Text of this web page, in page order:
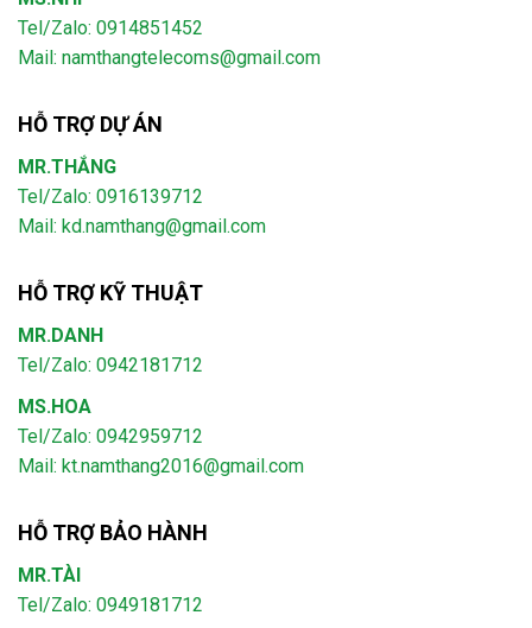
Tel/Zalo: 0914851452
Mail: namthangtelecoms@gmail.com
HỖ TRỢ DỰ ÁN
MR.THẮNG
Tel/Zalo: 0916139712
Mail: kd.namthang@gmail.com
HỖ TRỢ KỸ THUẬT
MR.DANH
Tel/Zalo: 0942181712
MS.HOA
Tel/Zalo: 0942959712
Mail: kt.namthang2016@gmail.com
HỖ TRỢ BẢO HÀNH
MR.TÀI
Tel/Zalo: 0949181712